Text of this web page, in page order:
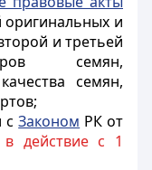
оригинальных и
и третьей
семян,
семян,
;
сЗаконом РК от
в действие с 1